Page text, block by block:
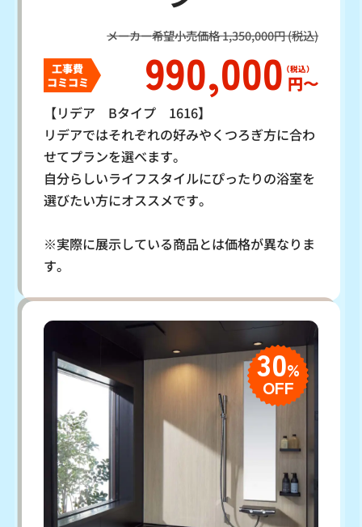
メーカー希望小売価格 1,350,000円 (税込)
工事費
コミコミ
990,000 円〜
【リデア Bタイプ 1616】
リデアではそれぞれの好みやくつろぎ方に合わ
せてプランを選べます。
自分らしいライフスタイルにぴったりの浴室を
選びたい方にオススメです。
※実際に展示している商品とは価格が異なりま
す。
30%
OFF